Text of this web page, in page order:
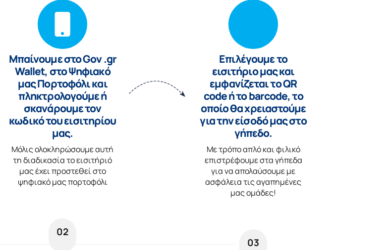
Μπαίνουμε στο Gov .gr
Wallet, στο Ψηφιακό
μας Πορτοφόλι και
πληκτρολογούμε ή
σκανάρουμε τον
κωδικό του εισιτηρίου
μας.
Μόλις ολοκληρώσουμε αυτή
τη διαδικασία το εισιτήριό
μας έχει προστεθεί στο
ψηφιακό μας πορτοφόλι
02
Επιλέγουμε το
εισιτήριο μας και
εμφανίζεται το QR
code ή το barcode, το
οποίο θα χρειαστούμε
για την είσοδό μας στο
γήπεδο.
Με τρόπο απλό και φιλικό
επιστρέφουμε στα γήπεδα
για να απολαύσουμε με
ασφάλεια τις αγαπημένες
μας ομάδες!
03